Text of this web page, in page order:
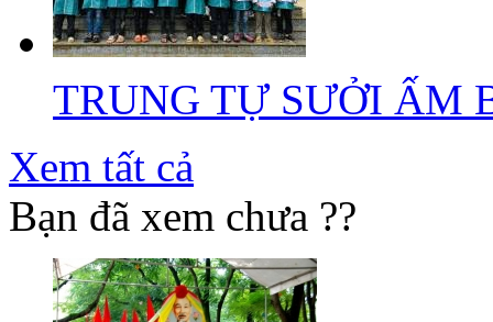
TRUNG TỰ SƯỞI ẤM
Xem tất cả
Bạn đã xem chưa ??